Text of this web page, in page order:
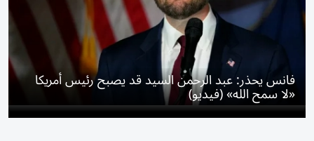
فانس يحذر: عبد الرحمن السيد قد يصبح رئيس أمريكا
«لا سمح الله» (فيديو)